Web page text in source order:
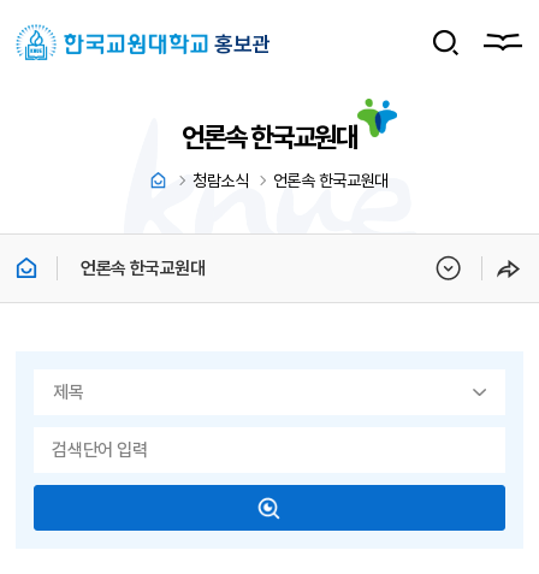
홍보관
언론속 한국교원대
청람소식 언론속 한국교원대
언론속 한국교원대